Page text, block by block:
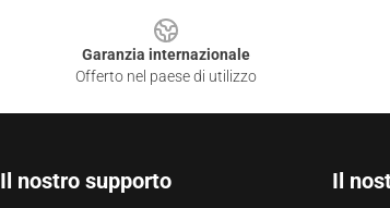
Garanzia internazionale
Offerto nel paese di utilizzo
Il nostro supporto Il